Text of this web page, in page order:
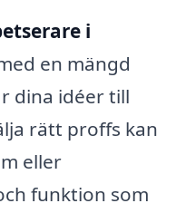
i
en mängd
dina idéer till
rätt proffs kan
eller
funktion som